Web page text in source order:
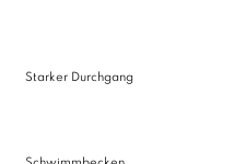
Starker Durchgang